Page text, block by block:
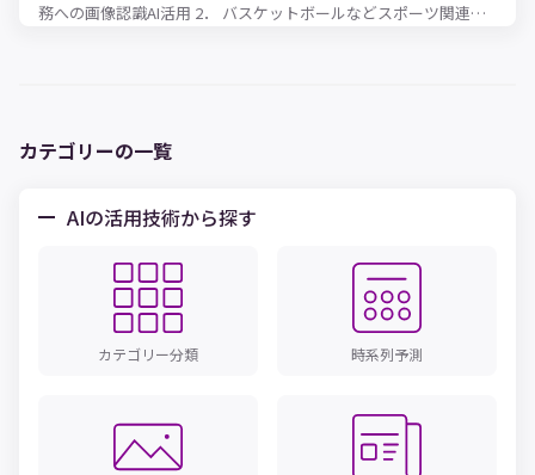
務への画像認識AI活用 2． バスケットボールなどスポーツ関連へ
スサイトへの画像認識AI・検索技術への画像認識AI活用 8． マグ
つに画像認識があります。画像認識は、画像（動画）データから
識はディープラーニングにより精度が飛躍的に向上したため、現
在、さまざまな業種・業界で導入が進んでいます。 本記事では、
AI・人工知能・機械学習を活用した画像分類について概観し、そ
の方法、実際の活用例について、AIを活用した画像分類のおすす
カテゴリーの一覧
AIの活用技術から探す
カテゴリー分類 時系列予測